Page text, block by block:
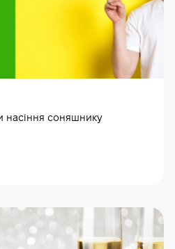
насіння соняшнику